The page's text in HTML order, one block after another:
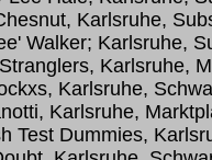
Karlsruhe,
Walker; Karlsruhe,
Karlsruhe,
Karlsruhe,
Karlsruhe,
Test Dummies,